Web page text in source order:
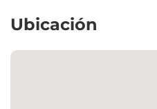
Ubicación